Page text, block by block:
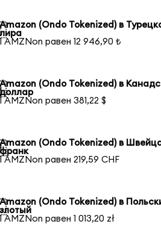
(Ondo Tokenized) в
1 AMZNon равен 12 946,90 ₺
(Ondo Tokenized) в
1 AMZNon равен 381,22 $
(Ondo Tokenized) в
франк
1 AMZNon равен 219,59 CHF
(Ondo Tokenized) в
1 AMZNon равен 1 013,20 zł